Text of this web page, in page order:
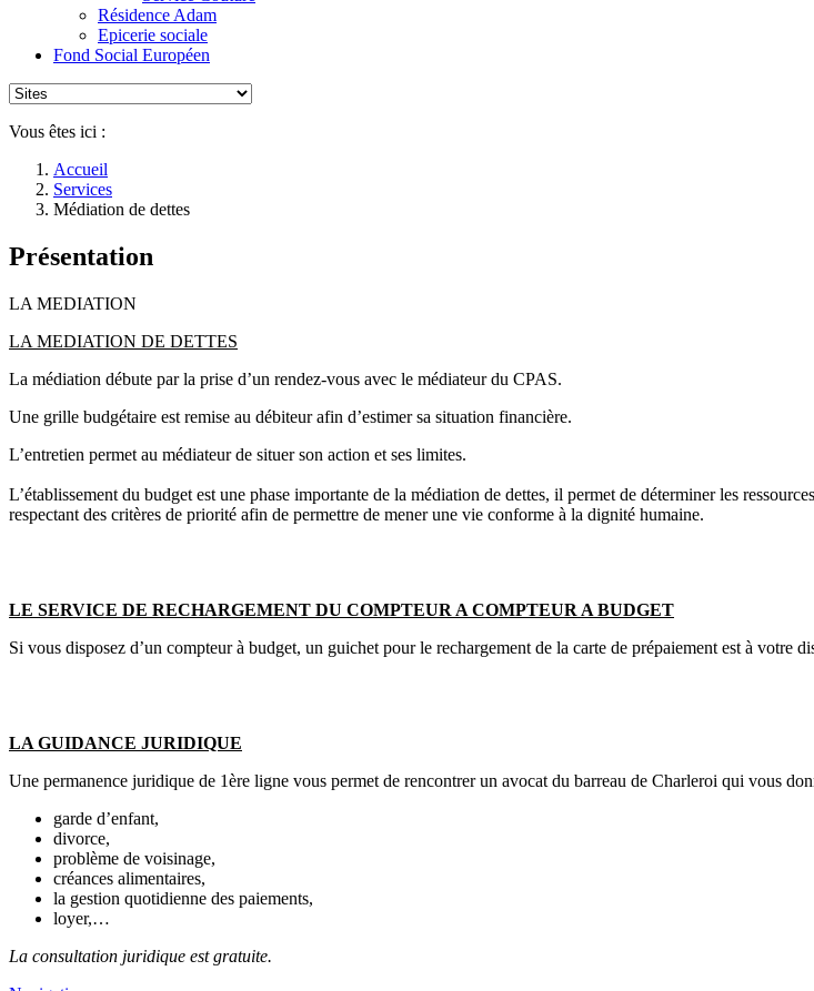
Résidence Adam
Epicerie sociale
Fond Social Européen
Vous êtes ici :
Accueil
Services
Médiation de dettes
Présentation
LA MEDIATION
LA MEDIATION DE DETTES
La médiation débute par la prise d’un rendez-vous avec le médiateur du CPAS.
Une grille budgétaire est remise au débiteur afin d’estimer sa situation financière.
L’entretien permet au médiateur de situer son action et ses limites.
L’établissement du budget est une phase importante de la médiation de dettes, il permet de déterminer les
respectant des critères de priorité afin de permettre de mener une vie conforme à la dignité humaine.
LE SERVICE DE RECHARGEMENT DU COMPTEUR A COMPTEUR A BUDGET
Si vous disposez d’un compteur à budget, un guichet pour le rechargement de la carte de prépaiement est à votre
LA GUIDANCE JURIDIQUE
Une permanence juridique de 1ère ligne vous permet de rencontrer un avocat du barreau de Charleroi qui vous
garde d’enfant,
divorce,
problème de voisinage,
créances alimentaires,
la gestion quotidienne des paiements,
loyer,…
La consultation juridique est gratuite.